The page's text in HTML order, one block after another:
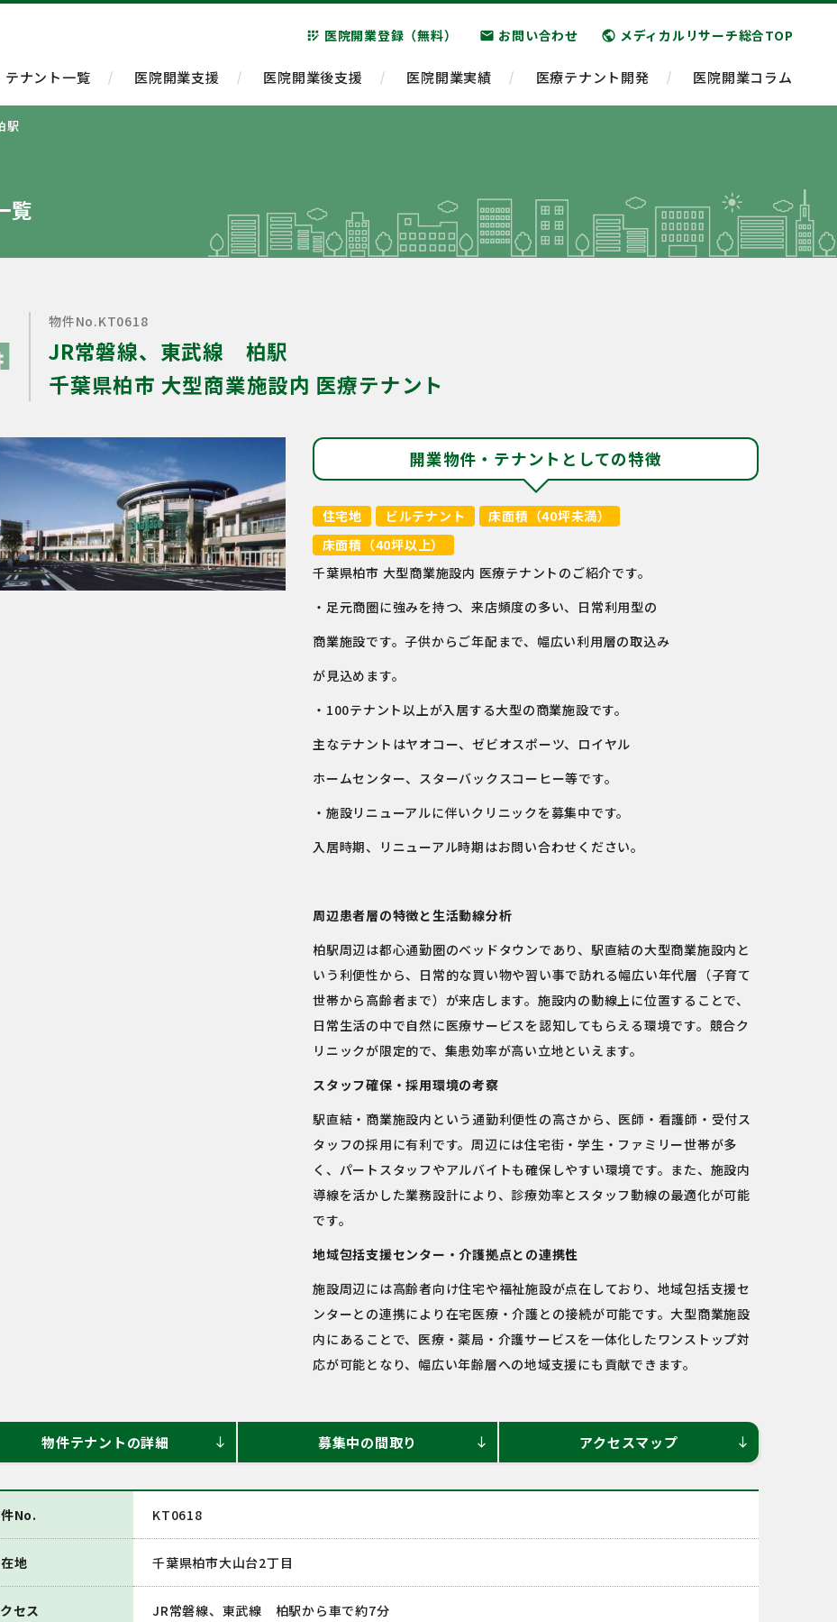
app_registration 医院開業登録（無料） email お問い合わせ public メディカルリサーチ総合TOP
テナント一覧 医院開業支援 医院開業後支援 医院開業実績 医療テナント開発 医院開業コラム
駅
覧
物件No.KT0618
JR常磐線、東武線 柏駅
千葉県柏市 大型商業施設内 医療テナント
開業物件・テナントとしての特徴
住宅地 ビルテナント
床面積（40坪未満）
床面積（40坪以上）
千葉県柏市 大型商業施設内 医療テナントのご紹介です。
・足元商圏に強みを持つ、来店頻度の多い、日常利用型の
商業施設です。子供からご年配まで、幅広い利用層の取込み
が見込めます。
・100テナント以上が入居する大型の商業施設です。
主なテナントはヤオコー、ゼビオスポーツ、ロイヤル
ホームセンター、スターバックスコーヒー等です。
・施設リニューアルに伴いクリニックを募集中です。
入居時期、リニューアル時期はお問い合わせください。
周辺患者層の特徴と生活動線分析
柏駅周辺は都心通勤圏のベッドタウンであり、駅直結の大型商業施設内と
いう利便性から、日常的な買い物や習い事で訪れる幅広い年代層（子育て
世帯から高齢者まで）が来店します。施設内の動線上に位置することで、
日常生活の中で自然に医療サービスを認知してもらえる環境です。競合ク
リニックが限定的で、集患効率が高い立地といえます。
スタッフ確保・採用環境の考察
駅直結・商業施設内という通勤利便性の高さから、医師・看護師・受付ス
タッフの採用に有利です。周辺には住宅街・学生・ファミリー世帯が多
く、パートスタッフやアルバイトも確保しやすい環境です。また、施設内
導線を活かした業務設計により、診療効率とスタッフ動線の最適化が可能
です。
地域包括支援センター・介護拠点との連携性
施設周辺には高齢者向け住宅や福祉施設が点在しており、地域包括支援セ
ンターとの連携により在宅医療・介護との接続が可能です。大型商業施設
内にあることで、医療・薬局・介護サービスを一体化したワンストップ対
応が可能となり、幅広い年齢層への地域支援にも貢献できます。
物件テナントの詳細 south 募集中の間取り south アクセスマップ south
No. KT0618
地 千葉県柏市大山台2丁目
セス
JR常磐線、東武線 柏駅から車で約7分